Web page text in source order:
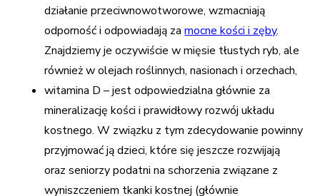
działanie przeciwnowotworowe, wzmacniają
odporność i odpowiadają zamocne kości i zęby.
Znajdziemy je oczywiście w mięsie tłustych ryb, ale
również w olejach roślinnych, nasionach i orzechach,
witamina D – jest odpowiedzialna głównie za
mineralizację kości i prawidłowy rozwój układu
kostnego. W związku z tym zdecydowanie powinny
przyjmować ją dzieci, które się jeszcze rozwijają
oraz seniorzy podatni na schorzenia związane z
wyniszczeniem tkanki kostnej (głównie